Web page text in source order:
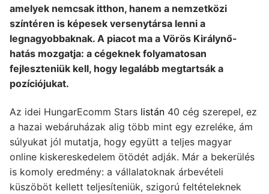
amelyek nemcsak itthon, hanem a nemzetközi
színtéren is képesek versenytársa lenni a
legnagyobbaknak. A piacot ma a Vörös Királynő-
hatás mozgatja: a cégeknek folyamatosan
fejleszteniük kell, hogy legalább megtartsák a
pozíciójukat.
Az idei HungarEcomm Stars listán 40 cég szerepel, ez
a hazai webáruházak alig több mint egy ezreléke, ám
súlyukat jól mutatja, hogy együtt a teljes magyar
online kiskereskedelem ötödét adják. Már a bekerülés
is komoly eredmény: a vállalatoknak árbevételi
küszöböt kellett teljesíteniük, szigorú feltételeknek